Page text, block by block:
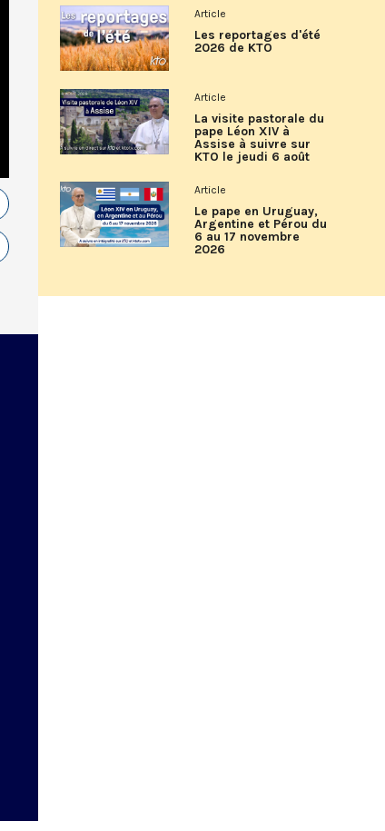
Article
Les reportages d'été
2026 de KTO
Article
La visite pastorale du
pape Léon XIV à
Assise à suivre sur
KTO le jeudi 6 août
Article
Le pape en Uruguay,
Argentine et Pérou du
6 au 17 novembre
2026